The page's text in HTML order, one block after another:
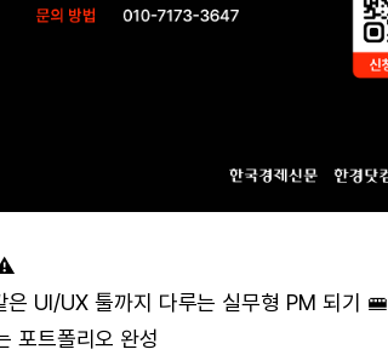
UI/UX 툴까지 다루는 실무형 PM 되기 🚝
포트폴리오 완성